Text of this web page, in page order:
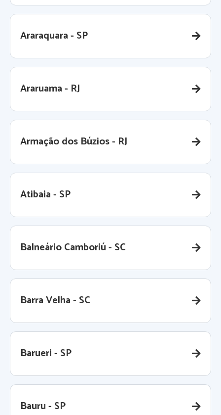
Araraquara - SP
Araruama - RJ
Armação dos Búzios - RJ
Atibaia - SP
Balneário Camboriú - SC
Barra Velha - SC
Barueri - SP
Bauru - SP